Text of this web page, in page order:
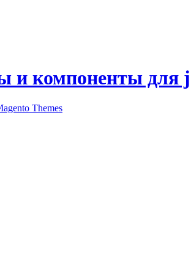
и компоненты для
Themes